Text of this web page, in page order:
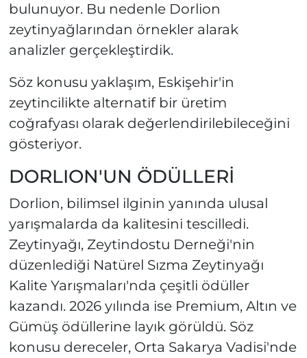
bulunuyor. Bu nedenle Dorlion
zeytinyağlarından örnekler alarak
analizler gerçekleştirdik.
Söz konusu yaklaşım, Eskişehir'in
zeytincilikte alternatif bir üretim
coğrafyası olarak değerlendirilebileceğini
gösteriyor.
DORLION'UN ÖDÜLLERİ
Dorlion, bilimsel ilginin yanında ulusal
yarışmalarda da kalitesini tescilledi.
Zeytinyağı, Zeytindostu Derneği'nin
düzenlediği Natürel Sızma Zeytinyağı
Kalite Yarışmaları'nda çeşitli ödüller
kazandı. 2026 yılında ise Premium, Altın ve
Gümüş ödüllerine layık görüldü. Söz
konusu dereceler, Orta Sakarya Vadisi'nde